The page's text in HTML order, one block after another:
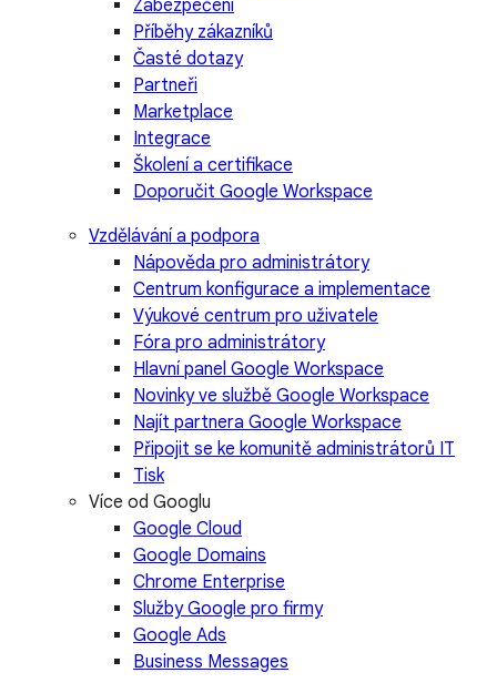
Zabezpečení
Příběhy zákazníků
Časté dotazy
Partneři
Marketplace
Integrace
Školení a certifikace
Doporučit Google Workspace
Vzdělávání a podpora
Nápověda pro administrátory
Centrum konfigurace a implementace
Výukové centrum pro uživatele
Fóra pro administrátory
Hlavní panel Google Workspace
Novinky ve službě Google Workspace
Najít partnera Google Workspace
Připojit se ke komunitě administrátorů IT
Tisk
Více od Googlu
Google Cloud
Google Domains
Chrome Enterprise
Služby Google pro firmy
Google Ads
Business Messages